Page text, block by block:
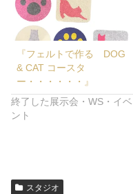
『フェルトで作る DOG
& CAT コースタ
ー・・・・・・』
終了した展示会・WS・イベ
ント
スタジオ